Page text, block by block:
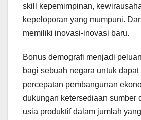
skill kepemimpinan,
kepeloporan yang mumpuni.
memiliki inovasi-inovasi baru.
Bonus demografi menjadi
bagi sebuah negara untuk
percepatan pembangunan
dukungan ketersediaan sumber
usia produktif dalam jumlah